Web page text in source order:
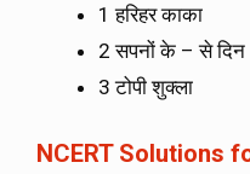
1 हरिहर काका
2 सपनों के – से दिन
3 टोपी शुक्ला
NCERT Solutions